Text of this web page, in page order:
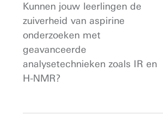
Kunnen jouw leerlingen de
zuiverheid van aspirine
onderzoeken met
geavanceerde
analysetechnieken zoals IR en
H-NMR?